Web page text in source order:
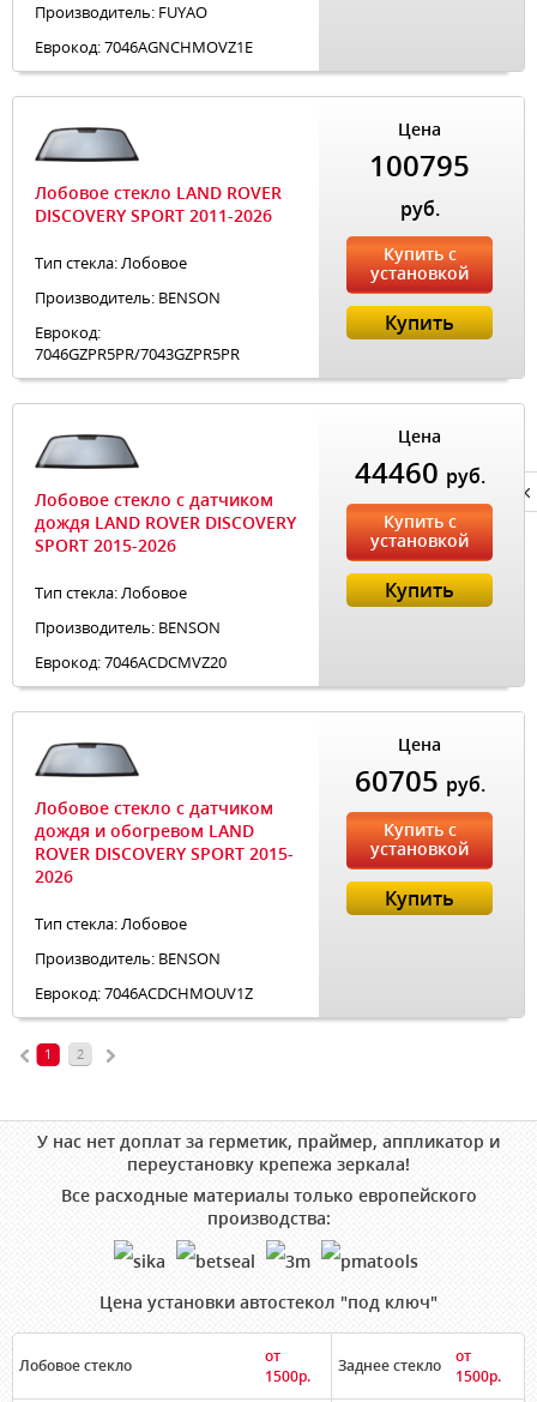
Производитель: FUYAO
Еврокод: 7046AGNCHMOVZ1E
Лобовое стекло LAND ROVER
DISCOVERY SPORT 2011-2026
Тип стекла: Лобовое
Производитель: BENSON
Еврокод:
7046GZPR5PR/7043GZPR5PR
Цена
100795
руб.
Купить с
установкой
Купить
Лобовое стекло с датчиком
дождя LAND ROVER DISCOVERY
SPORT 2015-2026
Тип стекла: Лобовое
Производитель: BENSON
Еврокод: 7046ACDCMVZ20
Цена
44460 руб.
Купить с
установкой
Купить
Лобовое стекло с датчиком
дождя и обогревом LAND
ROVER DISCOVERY SPORT 2015-
2026
Тип стекла: Лобовое
Производитель: BENSON
Еврокод: 7046ACDCHMOUV1Z
Цена
60705 руб.
Купить с
установкой
Купить
1 2
У нас нет доплат за герметик, праймер, аппликатор и
переустановку крепежа зеркала!
Все расходные материалы только европейского
производства:
Цена установки автостекол "под ключ"
Лобовое стекло
от
1500р.
Заднее стекло
от
1500р.
Privacy notice